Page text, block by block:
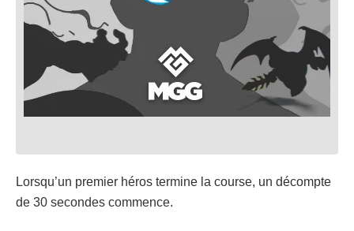
Lorsqu’un premier héros termine la course, un décompte
de 30 secondes commence.